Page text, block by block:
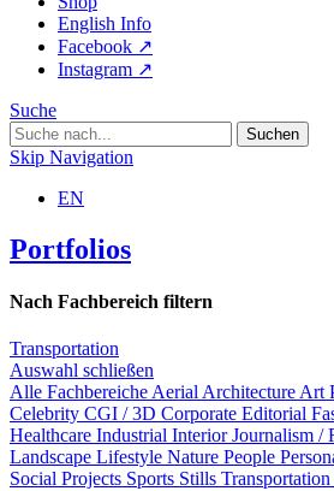
English Info
Facebook ↗︎
Instagram ↗︎
Suche
Skip Navigation
EN
Portfolios
Nach Fachbereich filtern
Transportation
Auswahl schließen
Alle Fachbereiche Aerial Architecture Art
Celebrity CGI / 3D Corporate Editorial
Healthcare Industrial InteriorJournalism /
Landscape Lifestyle Nature People
Social Projects Sports Stills Transportation